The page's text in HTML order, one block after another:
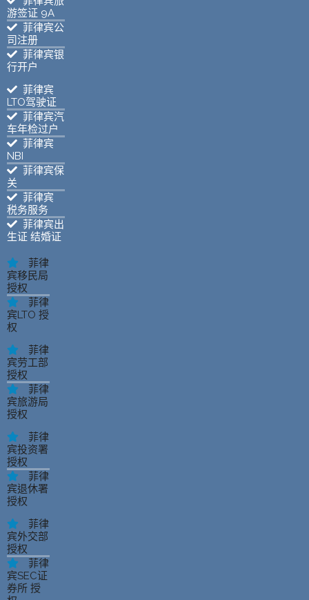
游签证 9A
菲律宾公
司注册
菲律宾银
行开户
菲律宾
LTO驾驶证
菲律宾汽
车年检过户
菲律宾
NBI
菲律宾保
关
菲律宾
税务服务
菲律宾出
生证 结婚证
菲律
宾移民局
授权
菲律
宾LTO 授
权
菲律
宾劳工部
授权
菲律
宾旅游局
授权
菲律
宾投资署
授权
菲律
宾退休署
授权
菲律
宾外交部
授权
菲律
宾SEC证
券所 授